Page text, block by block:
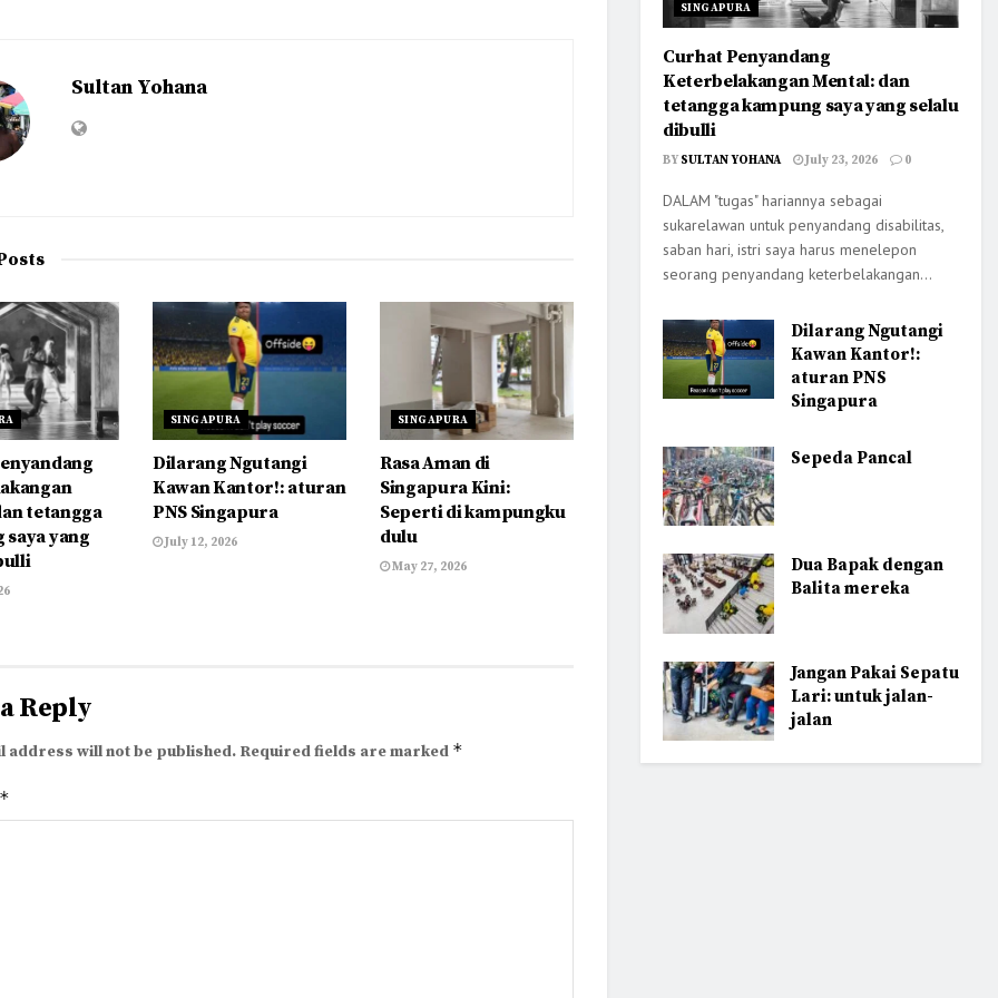
Sultan Yohana
tetangga
saya yang
SINGAPURA
Dilarang Ngutangi
Kawan Kantor!: aturan
PNS Singapura
July 12, 2026
SINGAPURA
Rasa Aman di
Singapura Kini:
Seperti di kampungku
dulu
May 27, 2026
Reply
address will not be published. Required fields are marked *
*
SINGAPURA
Curhat Penyandang
Keterbelakangan Mental: dan
tetangga kampung saya yang selalu
dibulli
BY SULTAN YOHANA July 23, 2026 0
DALAM "tugas" hariannya sebagai
sukarelawan untuk penyandang disabilitas,
saban hari, istri saya harus menelepon
seorang penyandang keterbelakangan...
Dilarang Ngutangi
Kawan Kantor!:
aturan PNS
Singapura
Sepeda Pancal
Dua Bapak dengan
Balita mereka
Jangan Pakai Sepatu
Lari: untuk jalan-
jalan